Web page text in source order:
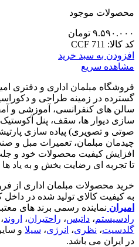
محصولات موجود
۹.۵۹۰.۰۰۰ تومان
کد کالا: CCF 711
افزودن به سبد خرید
مشاهده سریع
فروشگاه مبلمان اداری و دفتری
گسترده در زمینه طراحی و
سالن های کنفرانسی، آموزشی و
سازی دیوار ها، سقف، پنل
صوتی و تصویری) پیاده سازی
چیدمان مبلمان، تعمیرات مبل و
افزایش کیفیت محصولات خود و
تا تجربه ای رضایت بخش و به یاد ها
خرید محصولات مبلمان اداری از
به کیفیت کالای تولید شده در
امیران نماینده رسمی برند های
رادسیستم، داتیس، راحتیران، اروند،
گلدسیت، نظری، انرژی، سیلا و
در ایران می باشد.